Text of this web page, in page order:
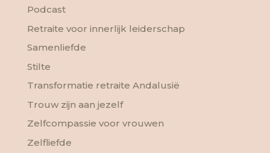
Podcast
Retraite voor innerlijk leiderschap
Samenliefde
Stilte
Transformatie retraite Andalusië
Trouw zijn aan jezelf
Zelfcompassie voor vrouwen
Zelfliefde